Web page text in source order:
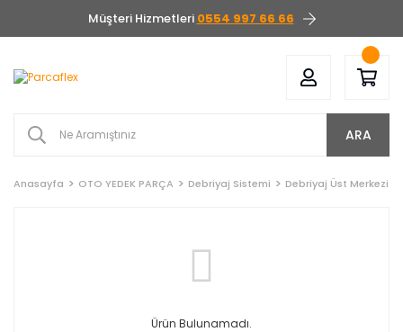
Müşteri Hizmetleri 0554 997 66 66
ARA
Anasayfa OTO YEDEK PARÇA Debriyaj Sistemi Debriyaj Üst Merkezi
Ürün Bulunamadı.